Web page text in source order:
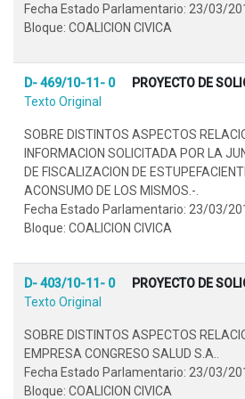
Fecha Estado Parlamentario: 23/03/
Bloque: COALICION CIVICA
D- 469/10-11- 0
PROYECTO DE
Texto Original
SOBRE DISTINTOS ASPECTOS
INFORMACION SOLICITADA POR LA
DE FISCALIZACION DE
ACONSUMO DE LOS MISMOS.-.
Fecha Estado Parlamentario: 23/03/
Bloque: COALICION CIVICA
D- 403/10-11- 0
PROYECTO DE
Texto Original
SOBRE DISTINTOS ASPECTOS
EMPRESA CONGRESO SALUD S.A..
Fecha Estado Parlamentario: 23/03/
Bloque: COALICION CIVICA